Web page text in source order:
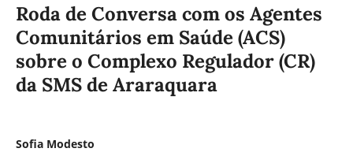
Roda de Conversa com os Agentes
Comunitários em Saúde (ACS)
sobre o Complexo Regulador (CR)
da SMS de Araraquara
Sofia Modesto